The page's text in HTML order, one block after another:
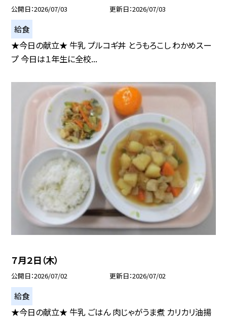
公開日 2026/07/03 更新日 2026/07/03
給食
★今日の献立★ 牛乳 プルコギ丼 とうもろこし わかめスー
プ 今日は１年生に全校...
７月２日（木）
公開日 2026/07/02 更新日 2026/07/02
給食
★今日の献立★ 牛乳 ごはん 肉じゃがうま煮 カリカリ油揚